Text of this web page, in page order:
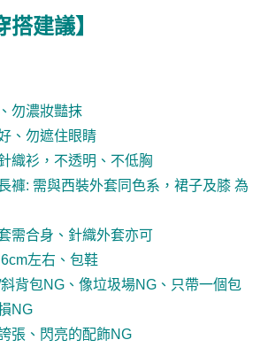
搭建議】
勿濃妝豔抹
、勿遮住眼睛
織衫，不透明、不低胸
褲: 需與西裝外套同色系，裙子及膝 為
需合身、針織外套亦可
左右、包鞋
背包NG、像垃圾場NG、只帶一個包
NG
張、閃亮的配飾NG